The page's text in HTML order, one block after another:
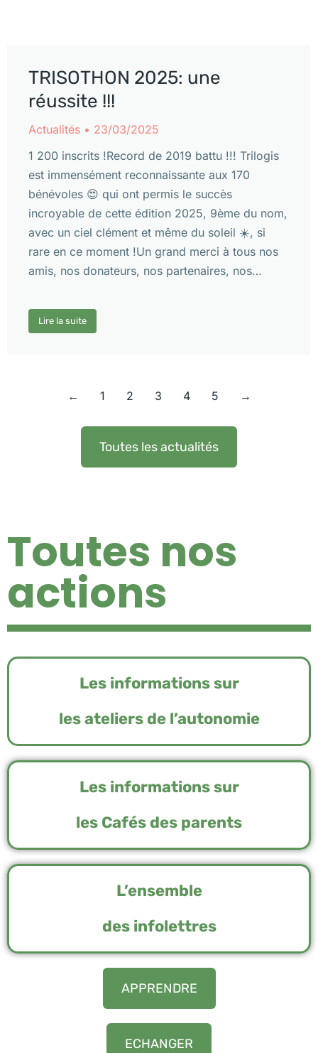
TRISOTHON 2025: une
réussite !!!
Actualités
23/03/2025
1 200 inscrits !Record de 2019 battu !!! Trilogis
est immensément reconnaissante aux 170
bénévoles 😍 qui ont permis le succès
incroyable de cette édition 2025, 9ème du nom,
avec un ciel clément et même du soleil ☀️, si
rare en ce moment !Un grand merci à tous nos
amis, nos donateurs, nos partenaires, nos…
Lire la suite
← 1 2 3 4 5 →
Toutes les actualités
Toutes nos
actions
Les informations sur
les ateliers de l’autonomie
Les informations sur
les Cafés des parents
L’ensemble
des infolettres
APPRENDRE
ECHANGER